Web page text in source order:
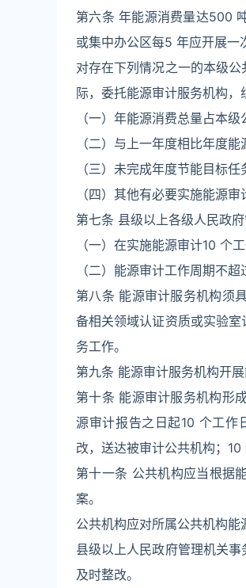
第六条 年能源消费量达500
或集中办公区每5 年应开展一
对存在下列情况之一的本级
际，委托能源审计服务机构，
（一）年能源消费总量占本
（二）与上一年度相比年度
（三）未完成年度节能目标任
（四）其他有必要实施能源审
第七条 县级以上各级人民政
（一）在实施能源审计10 个
（二）能源审计工作周期不
第八条 能源审计服务机构须
备相关领域认证资质或实验
务工作。
第九条 能源审计服务机构开
第十条 能源审计服务机构形
源审计报告之日起10 个工作
改，送达被审计公共机构；
第十一条 公共机构应当根据
案。
公共机构应对所属公共机构能
县级以上人民政府管理机关
及时整改。